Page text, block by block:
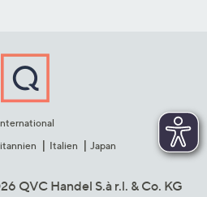
Italien Japan
QVC Handel S.à r.l. & Co. KG